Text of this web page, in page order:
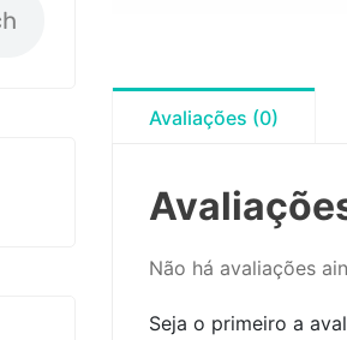
Avaliações (0)
Não há avaliações
Seja o primeiro a